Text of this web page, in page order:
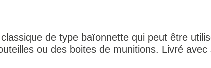
de type baïonnette qui peut être
ou des boites de munitions. Livré avec